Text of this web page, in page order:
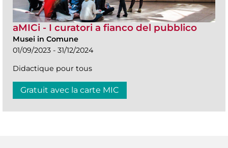
aMICi - I curatori a fianco del pubblico
Musei in Comune
01/09/2023 - 31/12/2024
Didactique pour tous
Gratuit avec la carte MIC